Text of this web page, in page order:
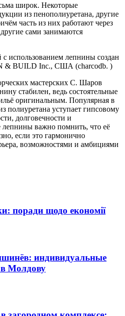
широк. Некоторые
из пенополиуретана, другие
часть из них работают через
сами занимаются
использованием лепнины создан
& BUILD Inc., США (charcodb. )
мастерских С. Шаров
стабилен, ведь состоятельные
оригинальным. Популярная в
полиуретана уступает гипсовому
долговечности и
лепнины важно помнить, что её
если это гармонично
возможностями и амбициями
поради щодо економії
индивидуальные
Молдову